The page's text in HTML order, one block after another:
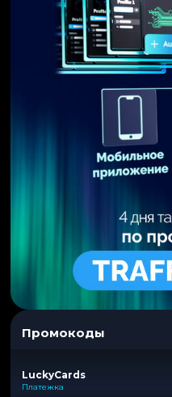
Промокоды
LuckyCards
Платежка